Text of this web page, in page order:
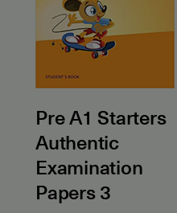
Pre A1 Starters
Authentic
Examination
Papers 3